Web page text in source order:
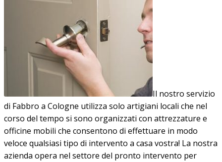
Il nostro servizio
di Fabbro a Cologne utilizza solo artigiani locali che nel
corso del tempo si sono organizzati con attrezzature e
officine mobili che consentono di effettuare in modo
veloce qualsiasi tipo di intervento a casa vostra! La nostra
azienda opera nel settore del pronto intervento per